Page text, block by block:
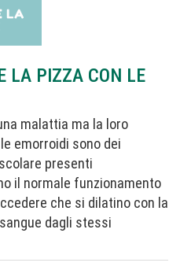
LA PIZZA CON LE
malattia ma la loro
emorroidi sono dei
presenti
il normale funzionamento
che si dilatino con la
dagli stessi